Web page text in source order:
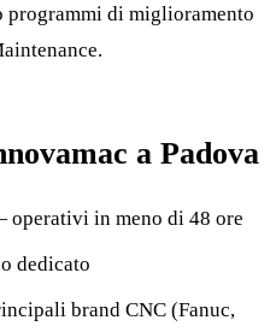
di miglioramento
a Padova
in meno di 48 ore
dedicato
brand CNC (Fanuc,